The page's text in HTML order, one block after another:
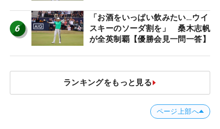
6
「お酒をいっぱい飲みたい…ウイ
スキーのソーダ割を」 桑木志帆
が全英制覇【優勝会見一問一答】
ランキングをもっと見る
ページ上部へ